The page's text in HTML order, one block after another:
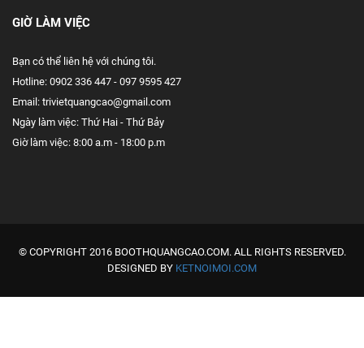
GIỜ LÀM VIỆC
Bạn có thể liên hệ với chúng tôi.
Hotline: 0902 336 447 - 097 9595 427
Email: trivietquangcao@gmail.com
Ngày làm việc: Thứ Hai - Thứ Bảy
Giờ làm việc: 8:00 a.m - 18:00 p.m
© COPYRIGHT 2016 BOOTHQUANGCAO.COM. ALL RIGHTS RESERVED.
DESIGNED BY KETNOIMOI.COM